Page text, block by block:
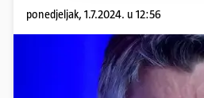
ponedjeljak, 1.7.2024. u 12:56